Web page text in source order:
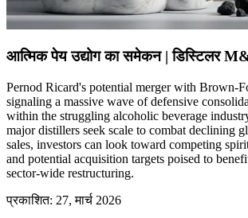
आत्मिक पेय उद्योग का समेकन | डिस्टिलर
Pernod Ricard's potential merger with Brown-
signaling a massive wave of defensive
within the struggling alcoholic beverage
major distillers seek scale to combat declining
sales, investors can look toward competing
and potential acquisition targets poised to
sector-wide restructuring.
प्रकाशित: 27, मार्च 2026